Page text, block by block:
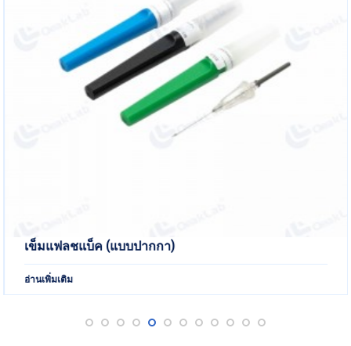
เข็มแฟลชแบ็ค (แบบปากกา)
อ่านเพิ่มเติม